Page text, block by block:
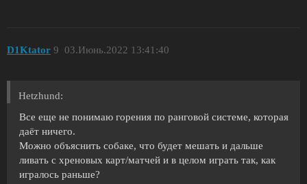
D1Ktator 03.Июнь.2022 13:41:40
9
Hetzhund:
Все еще не понимаю горения по ранговой системе, которая
даёт ничего.
Можно объяснить собаке, что будет мешать и дальше
ливать с хреновых карт/матчей и в целом играть так, как
игралось раньше?